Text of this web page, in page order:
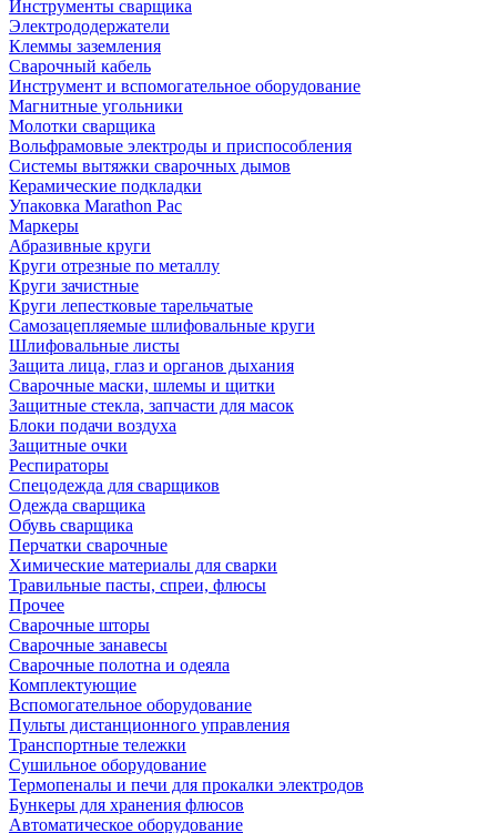
Инструменты сварщика
Электрододержатели
Клеммы заземления
Сварочный кабель
Инструмент и вспомогательное оборудование
Магнитные угольники
Молотки сварщика
Вольфрамовые электроды и приспособления
Системы вытяжки сварочных дымов
Керамические подкладки
Упаковка Marathon Pac
Маркеры
Абразивные круги
Круги отрезные по металлу
Круги зачистные
Круги лепестковые тарельчатые
Самозацепляемые шлифовальные круги
Шлифовальные листы
Защита лица, глаз и органов дыхания
Сварочные маски, шлемы и щитки
Защитные стекла, запчасти для масок
Блоки подачи воздуха
Защитные очки
Респираторы
Спецодежда для сварщиков
Одежда сварщика
Обувь сварщика
Перчатки сварочные
Химические материалы для сварки
Травильные пасты, спреи, флюсы
Прочее
Сварочные шторы
Сварочные занавесы
Сварочные полотна и одеяла
Комплектующие
Вспомогательное оборудование
Пульты дистанционного управления
Транспортные тележки
Сушильное оборудование
Термопеналы и печи для прокалки электродов
Бункеры для хранения флюсов
Автоматическое оборудование